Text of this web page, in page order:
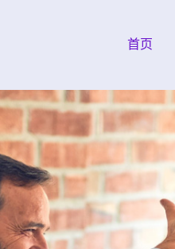
首页